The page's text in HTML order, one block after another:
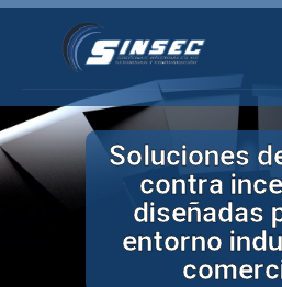
Soluciones
contra
diseñadas
entorno